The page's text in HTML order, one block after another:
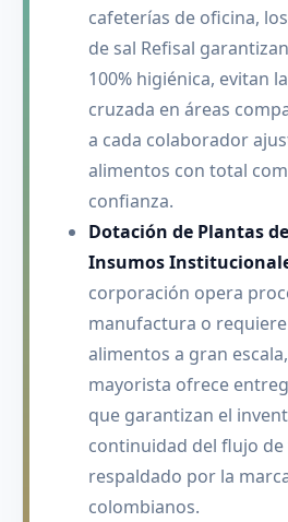
cafeterías de oficina,
de sal Refisal
100% higiénica, evitan
cruzada en áreas
a cada colaborador
alimentos con total
confianza.
Dotación de Plantas
Insumos
corporación opera
manufactura o
alimentos a gran
mayorista ofrece
que garantizan el
continuidad del flujo
respaldado por la
colombianos.